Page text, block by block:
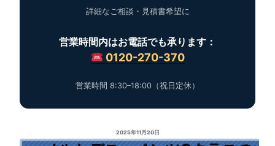
詳細なご相談・見積書希望に
営業時間内はお電話でも承ります：
0120-270-370
営業時間 8:30–18:00（祝日定休）
2025年11月20日